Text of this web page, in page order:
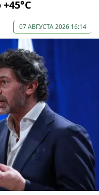
07 АВГУСТА 2026 16:14